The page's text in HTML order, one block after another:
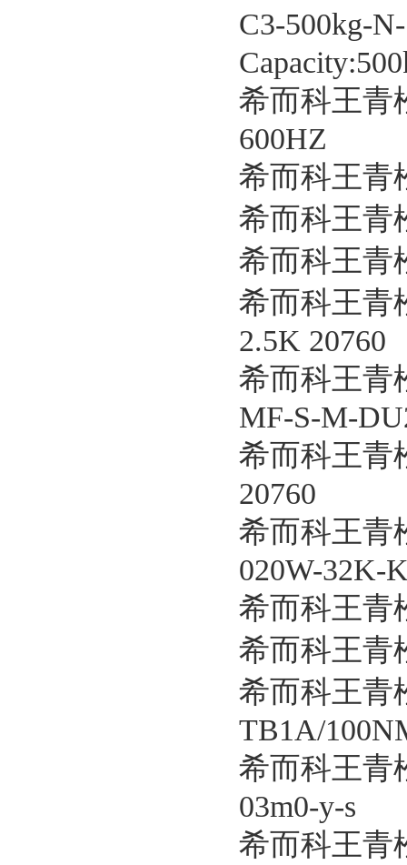
C3-500kg-
希而科王
600HZ
希而科王
希而科王
希而科王
希而科王
2.5K 20760
希而科王
MF-S-M-
希而科王
20760
希而科王
020W-32K-
希而科王
希而科王
希而科王
TB1A/
希而科王
03m0-y-s
希而科王